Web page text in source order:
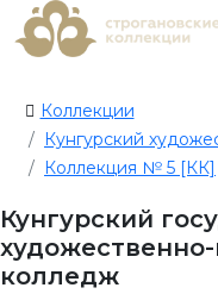
Коллекции
Кунгурский
Коллекция № 5 [КК]
Кунгурский
колледж